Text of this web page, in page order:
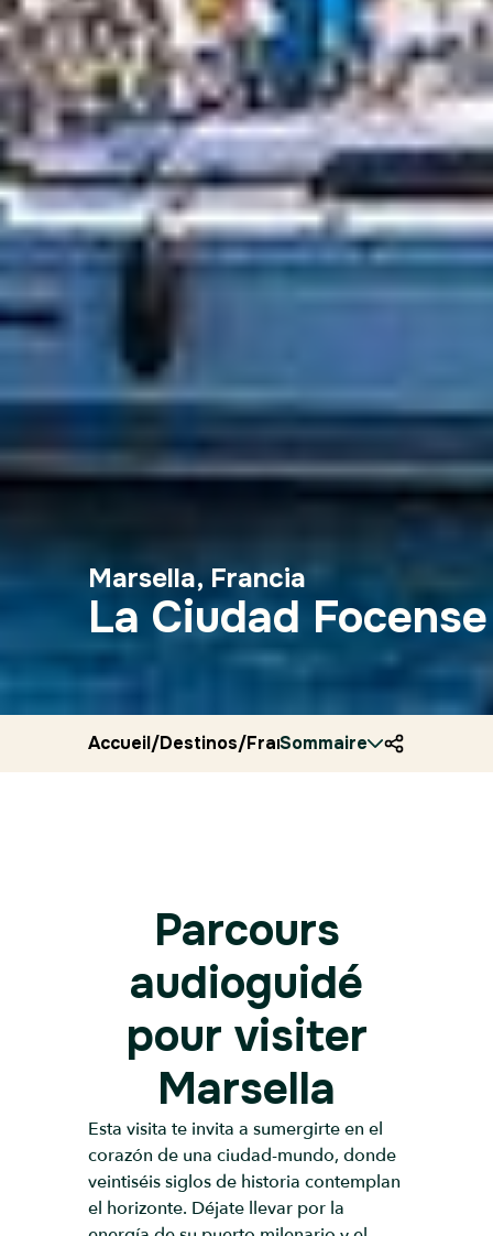
Marsella, Francia
La Ciudad Focense
Accueil/Destinos/Francia/Ryocity/Marsella
Sommaire
Parcours
audioguidé
pour visiter
Marsella
Esta visita te invita a sumergirte en el
corazón de una ciudad-mundo, donde
veintiséis siglos de historia contemplan
el horizonte. Déjate llevar por la